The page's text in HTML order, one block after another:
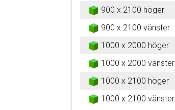
900 x 2100 höger
900 x 2100 vänster
1000 x 2000 höger
1000 x 2000 vänster
1000 x 2100 höger
1000 x 2100 vänster